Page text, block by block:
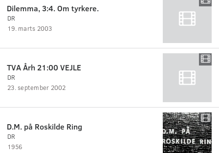
Dilemma, 3:4. Om tyrkere.
DR
19. marts 2003
TVA Årh 21:00 VEJLE
DR
23. september 2002
D.M. på Roskilde Ring
DR
1956